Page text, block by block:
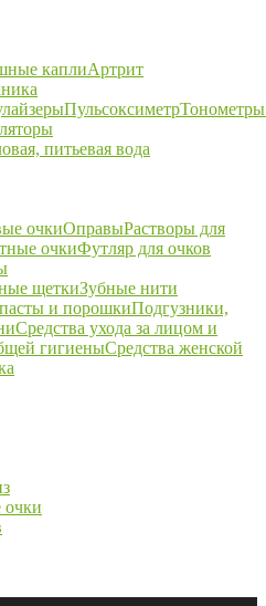
каплиАртрит
ПульсоксиметрТонометры
питьевая вода
очкиОправыРастворы для
очкиФутляр для очков
щеткиЗубные нити
и порошкиПодгузники,
Средства ухода за лицом и
гигиеныСредства женской
очки